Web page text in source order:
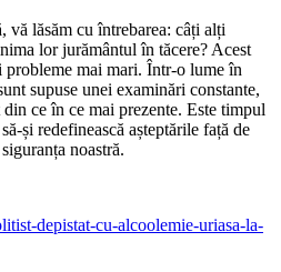
vă lăsăm cu întrebarea: câți alți
lor jurământul în tăcere? Acest
probleme mai mari. Într-o lume în
supuse unei examinări constante,
ce în ce mai prezente. Este timpul
și redefinească așteptările față de
noastră.
depistat-cu-alcoolemie-uriasa-la-